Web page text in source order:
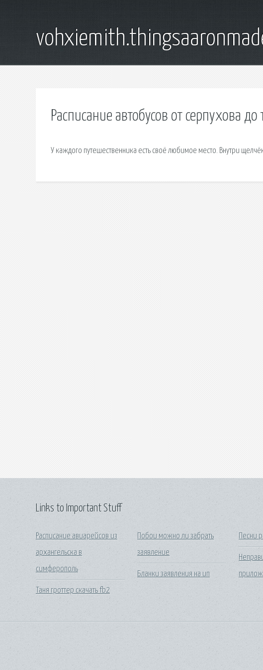
Расписание автобусов от серпухова до
У каждого путешественника есть своё любимое место. Внутри
Links to Important Stuff
Расписание авиарейсов из
архангельска в
симферополь
Таня гроттер скачать fb2
Побои можно ли забрать
заявление
Бланки заявления на ип
Песни